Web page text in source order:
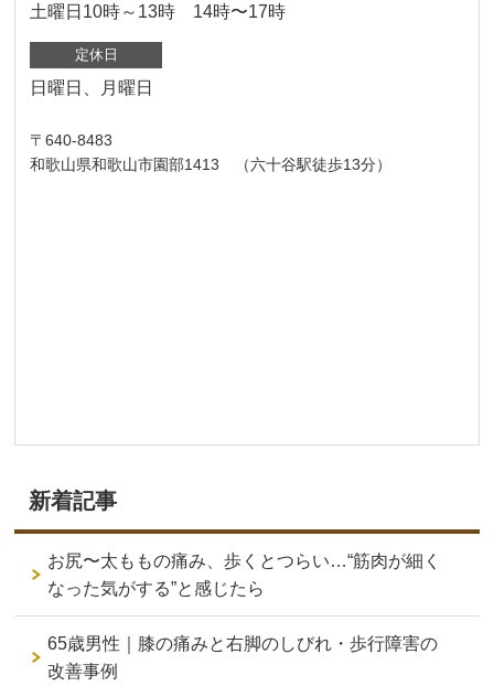
土曜日10時～13時 14時〜17時
定休日
日曜日、月曜日
〒640-8483
和歌山県和歌山市園部1413 （六十谷駅徒歩13分）
新着記事
お尻〜太ももの痛み、歩くとつらい…“筋肉が細く
なった気がする”と感じたら
65歳男性｜膝の痛みと右脚のしびれ・歩行障害の
改善事例